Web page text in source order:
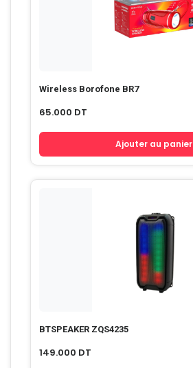
Wireless Borofone BR7
65.000 DT
Ajouter au panier
BTSPEAKER ZQS4235
149.000 DT